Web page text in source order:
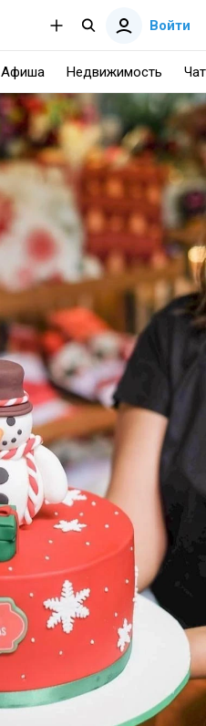
Войти
Афиша Недвижимость Чат